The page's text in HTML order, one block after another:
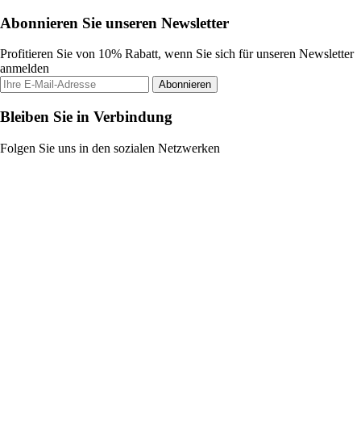
Abonnieren Sie unseren Newsletter
Profitieren Sie von 10% Rabatt, wenn Sie sich für unseren Newsletter
anmelden
Abonnieren
Bleiben Sie in Verbindung
Folgen Sie uns in den sozialen Netzwerken